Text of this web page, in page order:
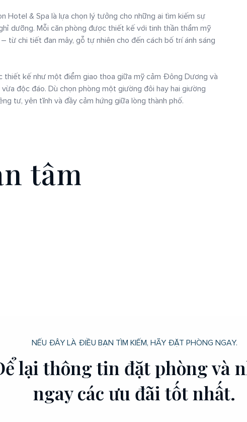
Hotel & Spa là lựa chọn lý tưởng cho những ai tìm kiếm sự
dưỡng. Mỗi căn phòng được thiết kế với tinh thần thẩm mỹ
từ chi tiết đan mây, gỗ tự nhiên cho đến cách bố trí ánh sáng
thiết kế như một điểm giao thoa giữa mỹ cảm Đông Dương và
độc đáo. Dù chọn phòng một giường đôi hay hai giường
tư, yên tĩnh và đầy cảm hứng giữa lòng thành phố.
n tâm
NẾU ĐÂY LÀ ĐIỀU BẠN TÌM KIẾM, HÃY ĐẶT PHÒNG NGAY.
lại thông tin đặt phòng và
ngay các ưu đãi tốt nhất.